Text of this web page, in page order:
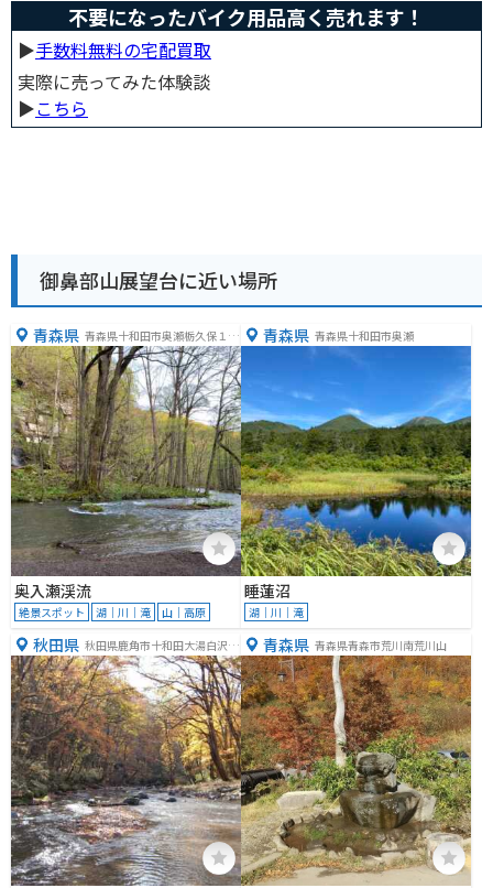
不要になったバイク用品高く売れます！
▶︎手数料無料の宅配買取
実際に売ってみた体験談
▶︎こちら
御鼻部山展望台に近い場所
青森県 青森県十和田市奥瀬栃久保１８
３
奥入瀬渓流
絶景スポット 湖｜川｜滝 山｜高原
青森県 青森県十和田市奥瀬
睡蓮沼
湖｜川｜滝
秋田県 秋田県鹿角市十和田大湯白沢４
５−１
青森県 青森県青森市荒川南荒川山